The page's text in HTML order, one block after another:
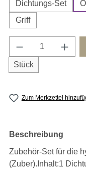
Dichtungs-Set
Griff
Produkt
Stück
Zum Merkzettel
Beschreibung
Zubehör-Set für die
(Zuber).Inhalt:1